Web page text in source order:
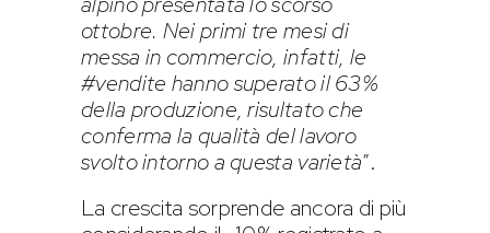
ottobre. Nei primi tre mesi di
messa in commercio, infatti, le
#vendite hanno superato il 63%
della produzione, risultato che
conferma la qualità del lavoro
svolto intorno a questa varietà”.
La crescita sorprende ancora di più